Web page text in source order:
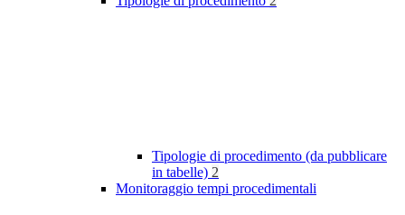
Tipologie di procedimento (da pubblicare
in tabelle) 2
Monitoraggio tempi procedimentali